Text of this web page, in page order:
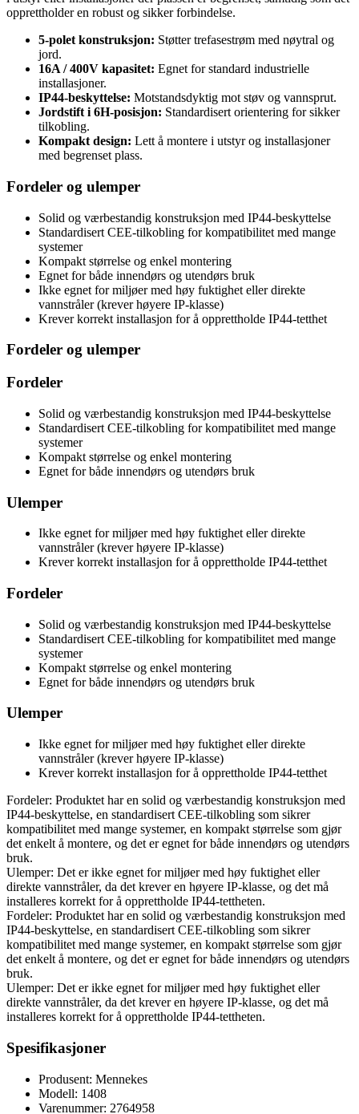
opprettholder en robust og sikker forbindelse.
5-polet konstruksjon: Støtter trefasestrøm med nøytral og
jord.
16A / 400V kapasitet: Egnet for standard industrielle
installasjoner.
IP44-beskyttelse: Motstandsdyktig mot støv og vannsprut.
Jordstift i 6H-posisjon: Standardisert orientering for sikker
tilkobling.
Kompakt design: Lett å montere i utstyr og installasjoner
med begrenset plass.
Fordeler og ulemper
Solid og værbestandig konstruksjon med IP44-beskyttelse
Standardisert CEE-tilkobling for kompatibilitet med mange
systemer
Kompakt størrelse og enkel montering
Egnet for både innendørs og utendørs bruk
Ikke egnet for miljøer med høy fuktighet eller direkte
vannstråler (krever høyere IP-klasse)
Krever korrekt installasjon for å opprettholde IP44-tetthet
Fordeler og ulemper
Fordeler
Solid og værbestandig konstruksjon med IP44-beskyttelse
Standardisert CEE-tilkobling for kompatibilitet med mange
systemer
Kompakt størrelse og enkel montering
Egnet for både innendørs og utendørs bruk
Ulemper
Ikke egnet for miljøer med høy fuktighet eller direkte
vannstråler (krever høyere IP-klasse)
Krever korrekt installasjon for å opprettholde IP44-tetthet
Fordeler
Solid og værbestandig konstruksjon med IP44-beskyttelse
Standardisert CEE-tilkobling for kompatibilitet med mange
systemer
Kompakt størrelse og enkel montering
Egnet for både innendørs og utendørs bruk
Ulemper
Ikke egnet for miljøer med høy fuktighet eller direkte
vannstråler (krever høyere IP-klasse)
Krever korrekt installasjon for å opprettholde IP44-tetthet
Fordeler: Produktet har en solid og værbestandig konstruksjon med
IP44-beskyttelse, en standardisert CEE-tilkobling som sikrer
kompatibilitet med mange systemer, en kompakt størrelse som gjør
det enkelt å montere, og det er egnet for både innendørs og utendørs
bruk.
Ulemper: Det er ikke egnet for miljøer med høy fuktighet eller
direkte vannstråler, da det krever en høyere IP-klasse, og det må
installeres korrekt for å opprettholde IP44-tettheten.
Fordeler: Produktet har en solid og værbestandig konstruksjon med
IP44-beskyttelse, en standardisert CEE-tilkobling som sikrer
kompatibilitet med mange systemer, en kompakt størrelse som gjør
det enkelt å montere, og det er egnet for både innendørs og utendørs
bruk.
Ulemper: Det er ikke egnet for miljøer med høy fuktighet eller
direkte vannstråler, da det krever en høyere IP-klasse, og det må
installeres korrekt for å opprettholde IP44-tettheten.
Spesifikasjoner
Produsent: Mennekes
Modell: 1408
Varenummer: 2764958